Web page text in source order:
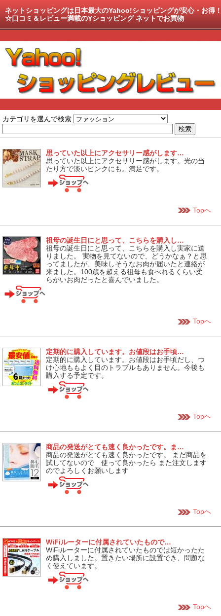
ネットショッピングは日本最大のYahoo!ショッピングが安心・お得
☆口コミ＆レビュー満載のYショッピング ネットでお買物
カテゴリを選んで検索
思っていた以上にアクセサリー感がします…
思っていた以上にアクセサリー感がします。光の当
たり方で淡いピンクにも。満足です。
Topへ
祖母の誕生日にと思って、こちらを購入し…
祖母の誕生日にと思って、こちらを購入し実家に送
りました。 実物を見てないので、どうかなぁ？と思
ってましたが、美味しそうなお肉が届いたと連絡が
来ました。100歳を超える祖母も食べれるくらい柔
らかいお肉だったと喜んでいました。
Topへ
定期的に購入しています。お値段はお手頃…
定期的に購入しています。お値段はお手頃だし、つ
け心地ももよく目のトラブルもありません。今後も
購入する予定です。
Topへ
商品の発送がとても速く良かったです。ま…
商品の発送がとても速く良かったです。 まだ商品を
試してないので 使って良かったら また注文します
のでよろしくお願いします
Topへ
WiFiルーターに付属されていたもので…
WiFiルーターに付属されていたものでは短かったた
め購入しました。置きたい場所に設置でき、問題な
く使えています。
Topへ